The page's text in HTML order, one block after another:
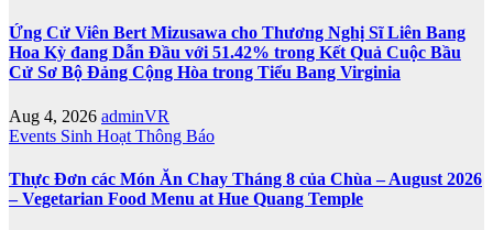
Ứng Cử Viên Bert Mizusawa cho Thương Nghị Sĩ Liên Bang
Hoa Kỳ đang Dẫn Đầu với 51.42% trong Kết Quả Cuộc Bầu
Cử Sơ Bộ Đảng Cộng Hòa trong Tiểu Bang Virginia
Aug 4, 2026 adminVR
Events Sinh Hoạt Thông Báo
Thực Đơn các Món Ăn Chay Tháng 8 của Chùa – August 2026
– Vegetarian Food Menu at Hue Quang Temple